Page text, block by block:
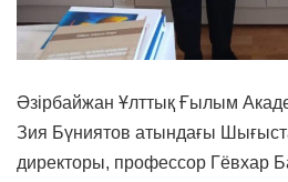
Әзірбайжан Ұлттық Ғылым
Зия Бүниятов атындағы
директоры, профессор Гёвхар